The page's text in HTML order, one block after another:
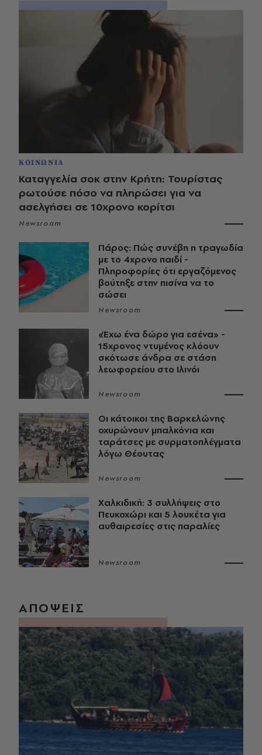
ΚΟΙΝΩΝΙΑ
Καταγγελία σοκ στην Κρήτη: Τουρίστας
ρωτούσε πόσο να πληρώσει για να
ασελγήσει σε 10χρονο κορίτσι
Newsroom
Πάρος: Πώς συνέβη η τραγωδία
με το 4χρονο παιδί -
Πληροφορίες ότι εργαζόμενος
βούτηξε στην πισίνα να το
σώσει
Newsroom
«Έχω ένα δώρο για εσένα» -
15χρονος ντυμένος κλόουν
σκότωσε άνδρα σε στάση
λεωφορείου στο Ιλινόι
Newsroom
Οι κάτοικοι της Βαρκελώνης
οχυρώνουν μπαλκόνια και
ταράτσες με συρματοπλέγματα
λόγω Θέουτας
Newsroom
Χαλκιδική: 3 συλλήψεις στο
Πευκοχώρι και 5 λουκέτα για
αυθαιρεσίες στις παραλίες
Newsroom
ΑΠΟΨΕΙΣ